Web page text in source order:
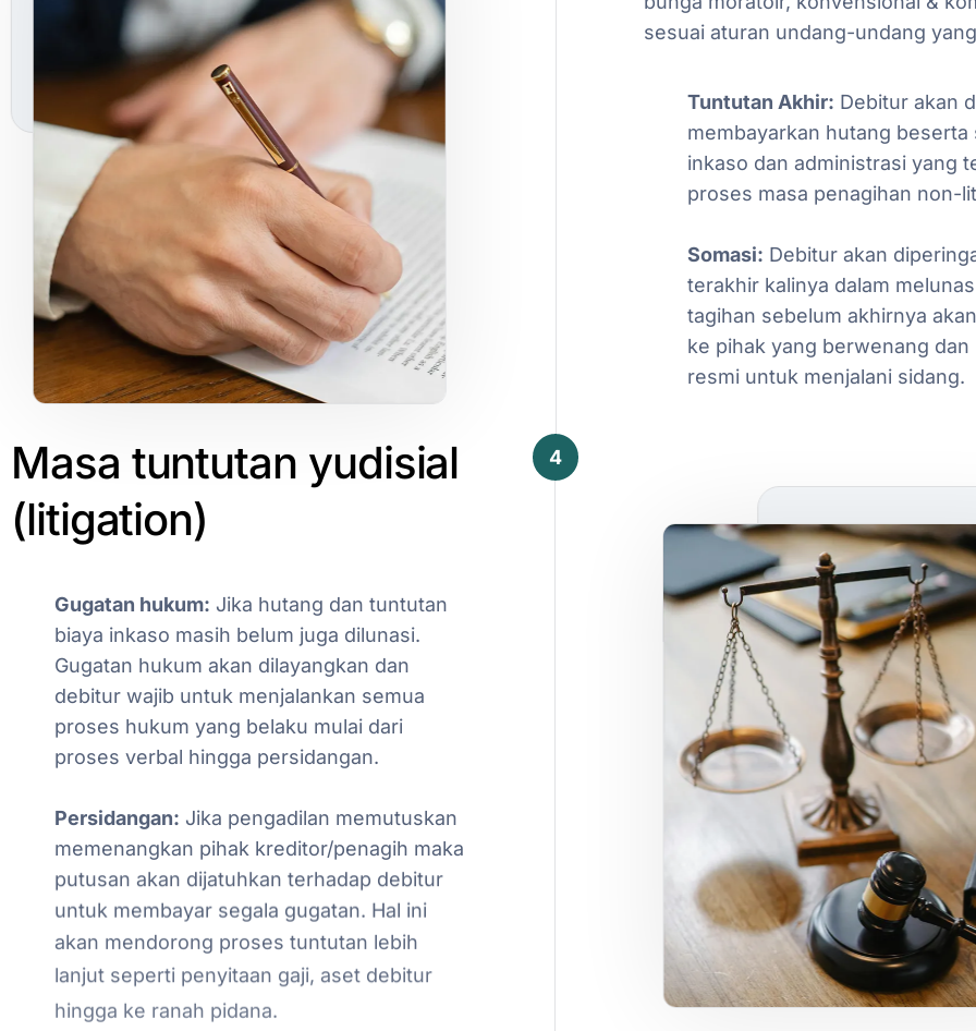
sesuai aturan undang-undang yang
Tuntutan Akhir: Debitur akan
membayarkan hutang beserta
inkaso dan administrasi yang
proses masa penagihan non-
Somasi: Debitur akan
terakhir kalinya dalam
tagihan sebelum akhirnya akan
ke pihak yang berwenang dan
resmi untuk menjalani sidang.
Masa tuntutan yudisial
(litigation)​
4
Gugatan hukum: Jika hutang dan tuntutan
biaya inkaso masih belum juga dilunasi.
Gugatan hukum akan dilayangkan dan
debitur wajib untuk menjalankan semua
proses hukum yang belaku mulai dari
proses verbal hingga persidangan.
Persidangan: Jika pengadilan memutuskan
memenangkan pihak kreditor/penagih maka
putusan akan dijatuhkan terhadap debitur
untuk membayar segala gugatan. Hal ini
akan mendorong proses tuntutan lebih
lanjut seperti penyitaan gaji, aset debitur
hingga ke ranah pidana.